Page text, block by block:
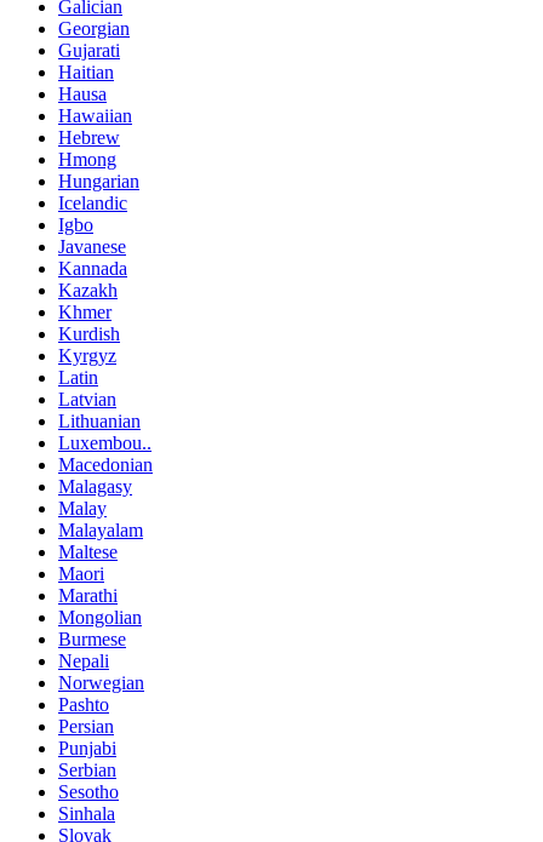
Galician
Georgian
Gujarati
Haitian
Hausa
Hawaiian
Hebrew
Hmong
Hungarian
Icelandic
Igbo
Javanese
Kannada
Kazakh
Khmer
Kurdish
Kyrgyz
Latin
Latvian
Lithuanian
Luxembou..
Macedonian
Malagasy
Malay
Malayalam
Maltese
Maori
Marathi
Mongolian
Burmese
Nepali
Norwegian
Pashto
Persian
Punjabi
Serbian
Sesotho
Sinhala
Slovak